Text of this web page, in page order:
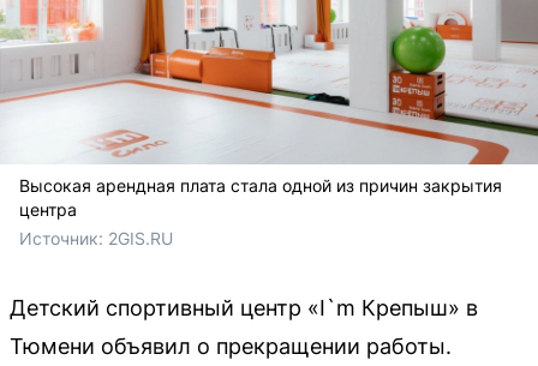
Высокая арендная плата стала одной из причин закрытия
центра
Источник: 2GIS.RU
Детский спортивный центр «I`m Крепыш» в
Тюмени объявил о прекращении работы.